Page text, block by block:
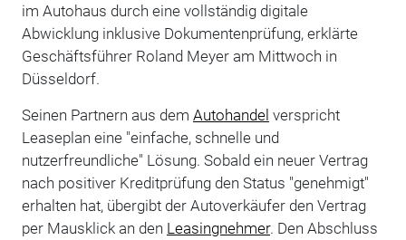
im Autohaus durch eine vollständig digitale
Abwicklung inklusive Dokumentenprüfung, erklärte
Geschäftsführer Roland Meyer am Mittwoch in
Düsseldorf.
Seinen Partnern aus dem Autohandel verspricht
Leaseplan eine "einfache, schnelle und
nutzerfreundliche" Lösung. Sobald ein neuer Vertrag
nach positiver Kreditprüfung den Status "genehmigt"
erhalten hat, übergibt der Autoverkäufer den Vertrag
per Mausklick an den Leasingnehmer. Den Abschluss